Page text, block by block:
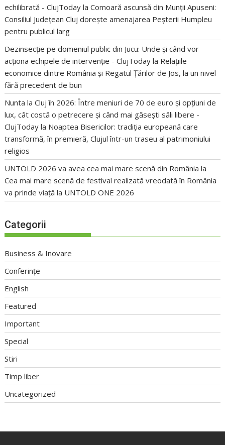
echilibrată - ClujToday laComoară ascunsă din Munții Apuseni:
Consiliul Județean Cluj dorește amenajarea Peșterii Humpleu
pentru publicul larg
Dezinsecție pe domeniul public din Jucu: Unde și când vor
acționa echipele de intervenție - ClujToday la Relațiile
economice dintre România și Regatul Țărilor de Jos, la un nivel
fără precedent de bun
Nunta la Cluj în 2026: Între meniuri de 70 de euro și opțiuni de
lux, cât costă o petrecere și când mai găsești săli libere -
ClujToday la Noaptea Bisericilor: tradiția europeană care
transformă, în premieră, Clujul într-un traseu al patrimoniului
religios
UNTOLD 2026 va avea cea mai mare scenă din România la
Cea mai mare scenă de festival realizată vreodată în România
va prinde viață la UNTOLD ONE 2026
Categorii
Business & Inovare
Conferințe
English
Featured
Important
Special
Stiri
Timp liber
Uncategorized